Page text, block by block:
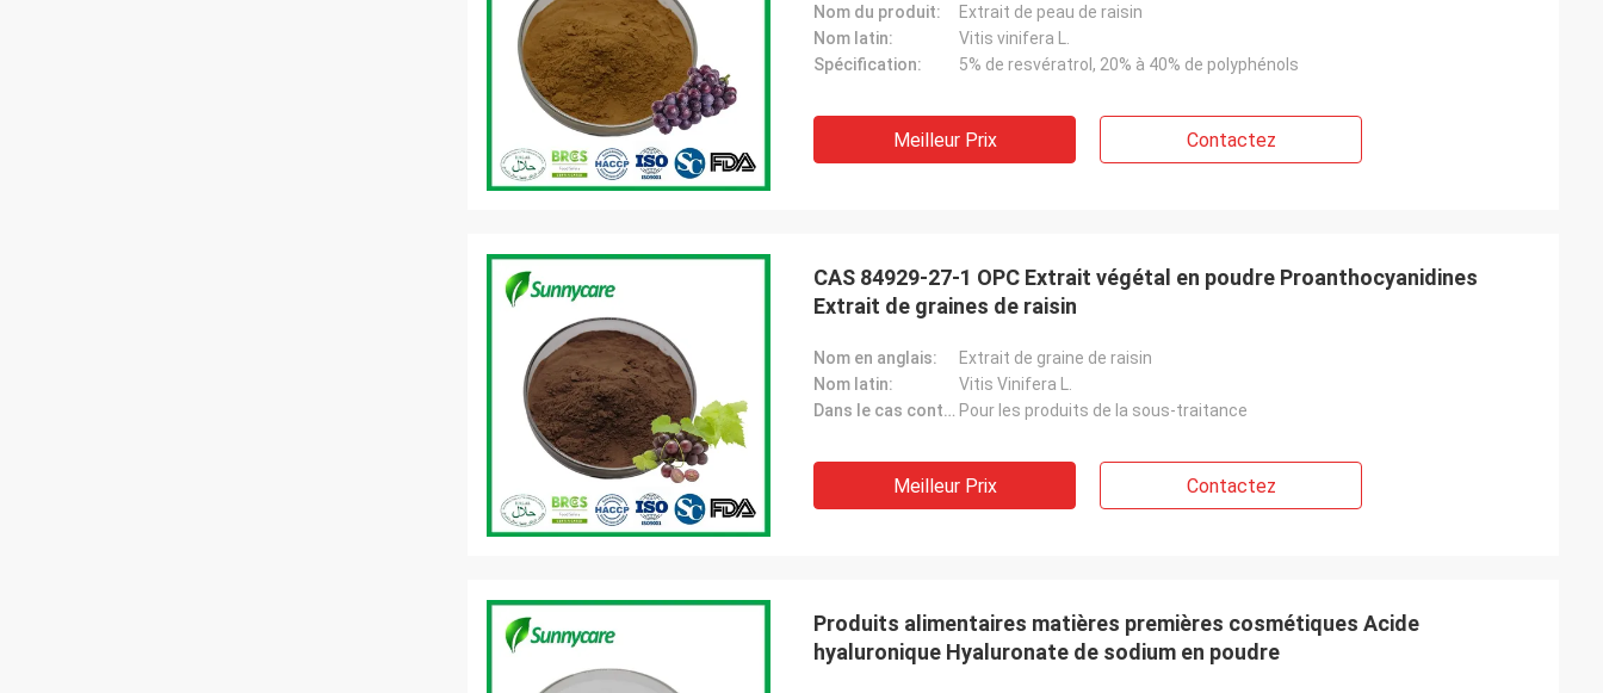
Nom du produit:
Extrait de peau de raisin
Nom latin:
Vitis vinifera L.
Spécification:
5% de resvératrol, 20% à 40% de polyphénols
Meilleur Prix Contactez
CAS 84929-27-1 OPC Extrait végétal en poudre Proanthocyanidines
Extrait de graines de raisin
Nom en anglais:
Extrait de graine de raisin
Nom latin:
Vitis Vinifera L.
Dans le cas contraire.: Pour les produits de la sous-traitance
Meilleur Prix Contactez
Produits alimentaires matières premières cosmétiques Acide
hyaluronique Hyaluronate de sodium en poudre